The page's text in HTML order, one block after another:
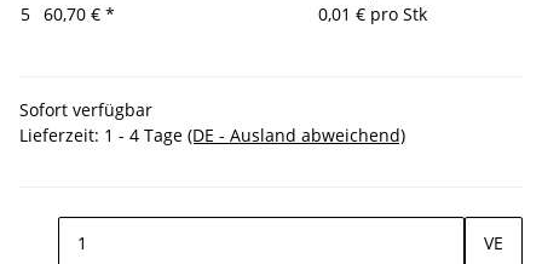
5 60,70 € * 0,01 € pro Stk
Sofort verfügbar
Lieferzeit: 1 - 4 Tage (DE - Ausland abweichend)
VE